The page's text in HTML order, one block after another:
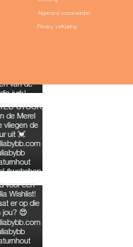
Algemene voorwaarden
Privacy verklaring